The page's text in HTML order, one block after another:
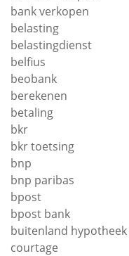
bank verkopen
belasting
belastingdienst
belfius
beobank
berekenen
betaling
bkr
bkr toetsing
bnp
bnp paribas
bpost
bpost bank
buitenland hypotheek
courtage